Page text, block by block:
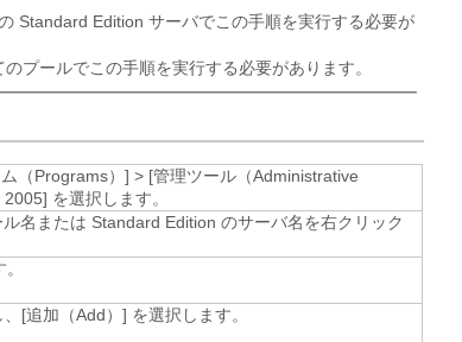
Standard Edition サーバでこの手順を実行する必要が
プールでこの手順を実行する必要があります。
（Programs）] > [管理ツール（Administrative
2005] を選択します。
名または Standard Edition のサーバ名を右クリック
、[追加（Add）] を選択します。